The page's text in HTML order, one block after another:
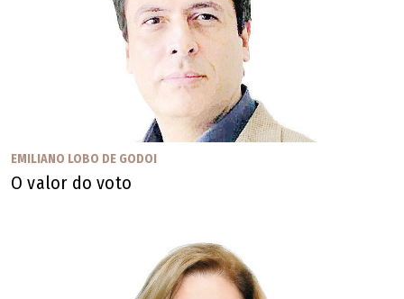
EMILIANO LOBO DE GODOI
O valor do voto